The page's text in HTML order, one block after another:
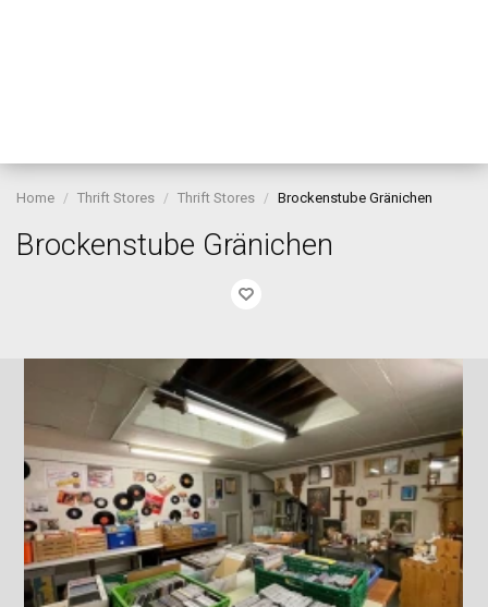
Home Thrift Stores Thrift Stores Brockenstube Gränichen
Brockenstube Gränichen